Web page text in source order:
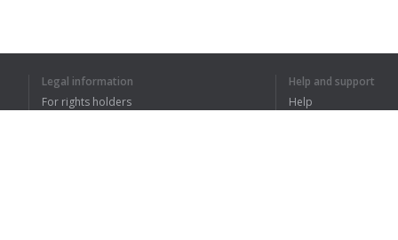
Legal information
For rights holders
Help and support
Help